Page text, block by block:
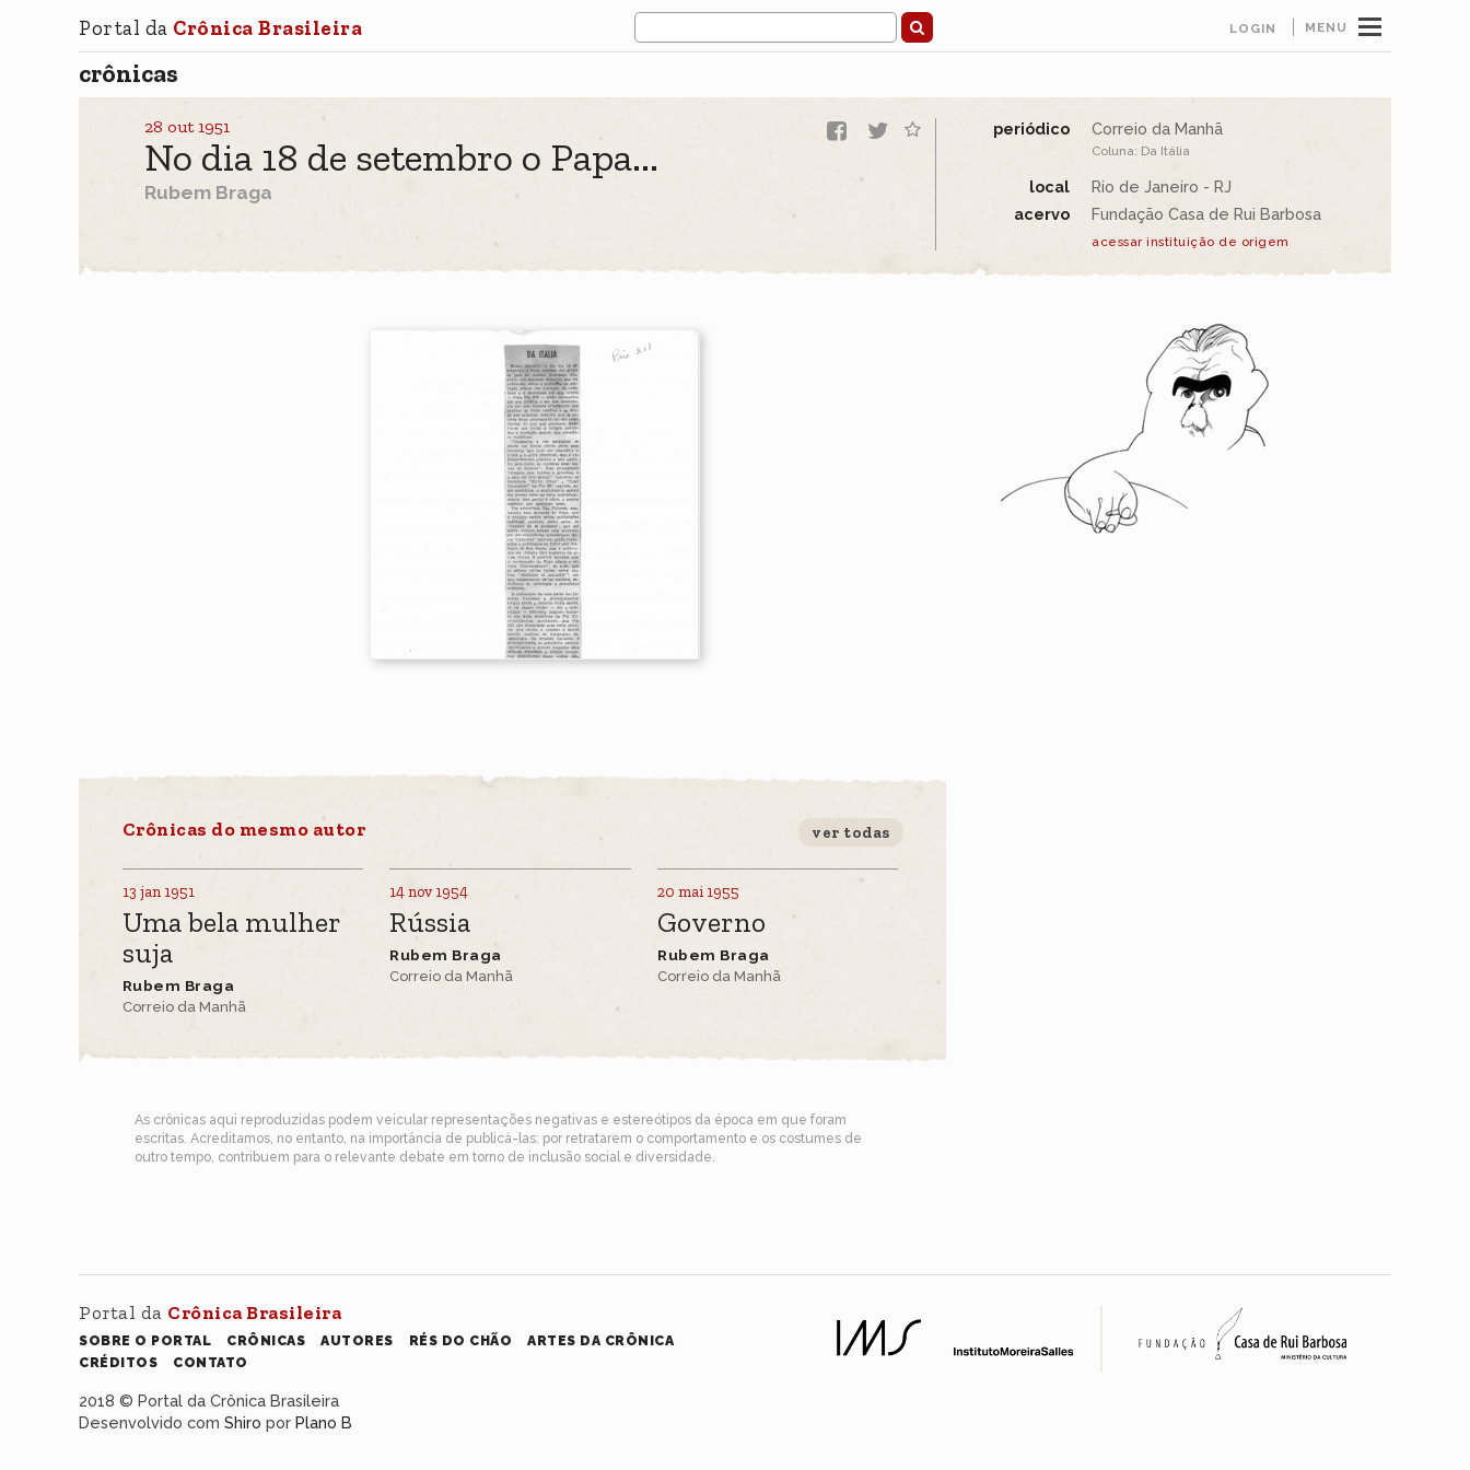
MENU
Portal da Crônica Brasileira LOGIN
crônicas
28 out 1951
No dia 18 de setembro o Papa...
Rubem Braga
periódico Correio da Manhã
Coluna: Da Itália
local
Rio de Janeiro - RJ
acervo
Fundação Casa de Rui Barbosa
acessar instituição de origem
Crônicas do mesmo autor ver todas
13 jan 1951
Uma bela mulher
suja
Rubem Braga
Correio da Manhã
14 nov 1954
Rússia
Rubem Braga
Correio da Manhã
20 mai 1955
Governo
Rubem Braga
Correio da Manhã
As crônicas aqui reproduzidas podem veicular representações negativas e estereótipos da época em que foram
escritas. Acreditamos, no entanto, na importância de publicá-las: por retratarem o comportamento e os costumes de
outro tempo, contribuem para o relevante debate em torno de inclusão social e diversidade.
Portal da Crônica Brasileira
SOBRE O PORTAL CRÔNICAS AUTORES RÉS DO CHÃO
ARTES DA CRÔNICA
CRÉDITOS
CONTATO
2018 © Portal da Crônica Brasileira
Desenvolvido com Shiro por Plano B